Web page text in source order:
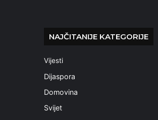
NAJČITANIJE KATEGORIJE
Vijesti
Dijaspora
Domovina
Svijet